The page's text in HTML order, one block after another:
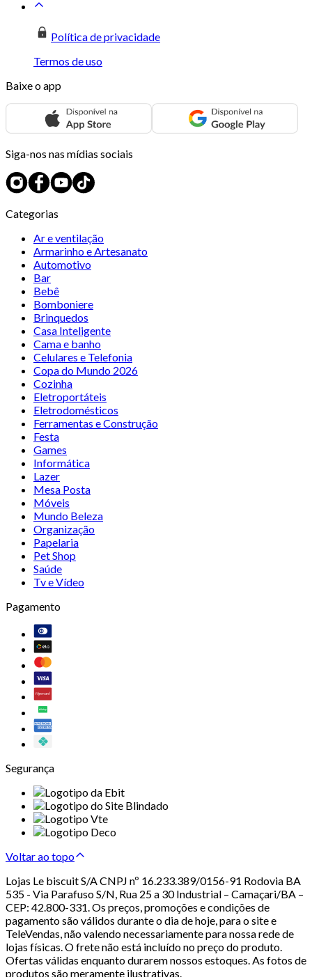
Política de privacidade
Termos de uso
Baixe o app
Siga-nos nas mídias sociais
Categorias
Ar e ventilação
Armarinho e Artesanato
Automotivo
Bar
Bebê
Bomboniere
Brinquedos
Casa Inteligente
Cama e banho
Celulares e Telefonia
Copa do Mundo 2026
Cozinha
Eletroportáteis
Eletrodomésticos
Ferramentas e Construção
Festa
Games
Informática
Lazer
Mesa Posta
Móveis
Mundo Beleza
Organização
Papelaria
Pet Shop
Saúde
Tv e Vídeo
Pagamento
Segurança
Voltar ao topo
Lojas Le biscuit S/A CNPJ nº 16.233.389/0156-91 Rodovia BA
535 - Via Parafuso S/N, Rua 25 a 30 Industrial – Camaçari/BA –
CEP: 42.800-331. Os preços, promoções e condições de
pagamento são válidos durante o dia de hoje, para o site e
TeleVendas, não valendo necessariamente para nossa rede de
lojas físicas. O frete não está incluído no preço do produto.
Ofertas válidas enquanto durarem nossos estoques. As fotos de
produtos são meramente ilustrativas.